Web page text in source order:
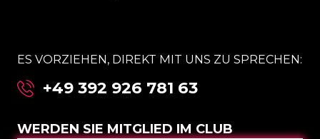
ES VORZIEHEN, DIREKT MIT UNS ZU SPRECHEN:
+49 392 926 781 63
WERDEN SIE MITGLIED IM CLUB